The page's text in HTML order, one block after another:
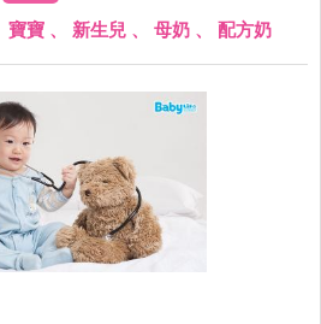
寶寶 、 新生兒 、 母奶 、 配方奶